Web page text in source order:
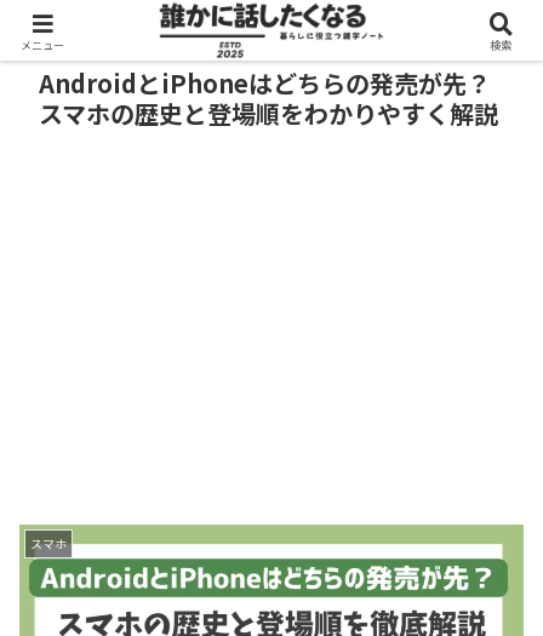
AndroidとiPhoneはどちらの発売が先？
スマホの歴史と登場順をわかりやすく解説
スマホ
メニュー 検索